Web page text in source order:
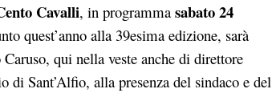
Cavalli, in programma sabato 24
quest’anno alla 39esima edizione, sarà
qui nella veste anche di direttore
Sant’Alfio, alla presenza del sindaco e del